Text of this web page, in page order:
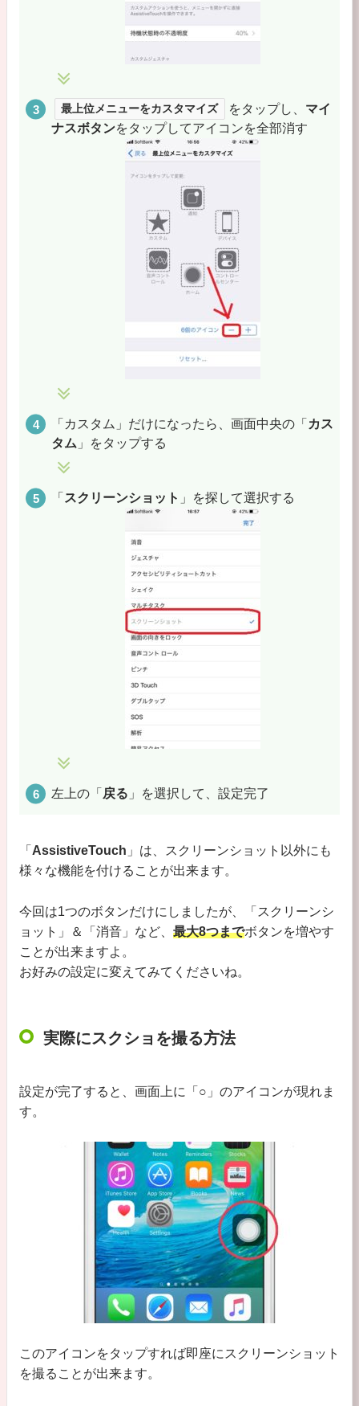
最上位メニューをカスタマイズ をタップし、 マイ
ナスボタンをタップしてアイコンを全部消す
「カスタム」だけになったら、画面中央の「 カス
タム 」をタップする
「 スクリーンショット 」を探して選択する
左上の「 戻る 」を選択して、設定完了
「 AssistiveTouch 」は、スクリーンショット以外にも
様々な機能を付けることが出来ます。
今回は1つのボタンだけにしましたが、「スクリーンシ
ョット」＆「消音」など、 最大8つまでボタンを増やす
ことが出来ますよ。
お好みの設定に変えてみてくださいね。
実際にスクショを撮る方法
設定が完了すると、画面上に「 ○ 」のアイコンが現れま
す。
このアイコンをタップすれば即座にスクリーンショット
を撮ることが出来ます。